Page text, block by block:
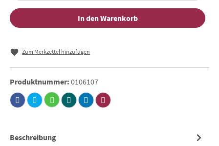
In den Warenkorb
Zum Merkzettel hinzufügen
Produktnummer: 0106107
Beschreibung